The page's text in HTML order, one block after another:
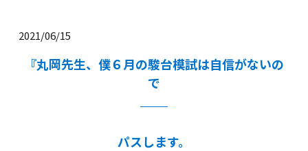
2021/06/15
『丸岡先生、僕６月の駿台模試は自信がないの
で
パスします。